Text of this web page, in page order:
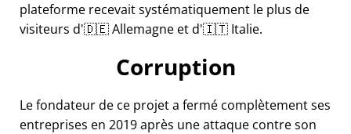
plateforme recevait systématiquement le plus de
visiteurs d'🇩🇪 Allemagne et d'🇮🇹 Italie.
Corruption
Le fondateur de ce projet a fermé complètement ses
entreprises en 2019 après une attaque contre son